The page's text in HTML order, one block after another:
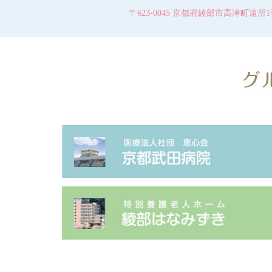
〒623-0045 京都府綾部市高津町遠所1